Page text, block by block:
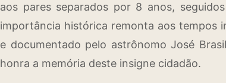
aos pares separados por 8 anos,
importância histórica remonta aos tempos
e documentado pelo astrônomo José
honra a memória deste insigne cidadão.